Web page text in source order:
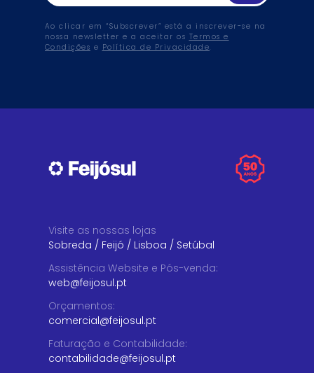
Ao clicar em “Subscrever” está a inscrever-se na
nossa newsletter e a aceitar os Termos e
Condições e Política de Privacidade.
Visite as nossas lojas
Sobreda / Feijó / Lisboa / Setúbal
Assistência Website e Pós-venda:
web@feijosul.pt
Orçamentos:
comercial@feijosul.pt
Faturação e Contabilidade:
contabilidade@feijosul.pt